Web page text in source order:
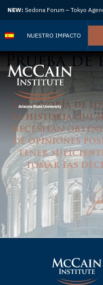
NEW: Sedona Forum – Tokyo
NUESTRO IMPACTO
Prueba de
La mayoría de
la historia que
necesitan
de opiniones
tener
tomar las